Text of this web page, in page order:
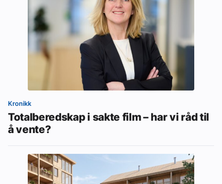
Kronikk
Totalberedskap i sakte film – har vi råd til
å vente?